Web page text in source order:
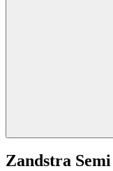
Zandstra